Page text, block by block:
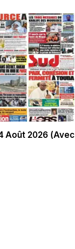
Août 2026 (Avec